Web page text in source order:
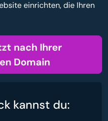
einrichten, die Ihren
nach Ihrer
Domain
kannst du: